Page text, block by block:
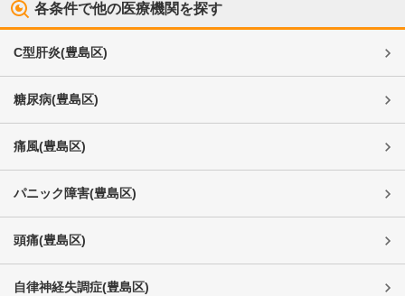
各条件で他の医療機関を探す
C型肝炎(豊島区)
糖尿病(豊島区)
痛風(豊島区)
パニック障害(豊島区)
頭痛(豊島区)
自律神経失調症(豊島区)